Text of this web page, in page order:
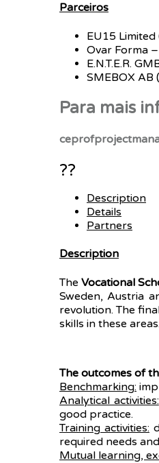
Parceiros
EU15
Ovar Forma
E.N.T.E.R.
SMEBOX AB
Para mais
??
Description
Details
Partners
Description
TheVocational
Sweden, Austria
revolution. The
skills in these areas.
The outcomes of
Benchmarking:
Analytical activities:
good practice.
Training activities:
required needs
Mutual learning,